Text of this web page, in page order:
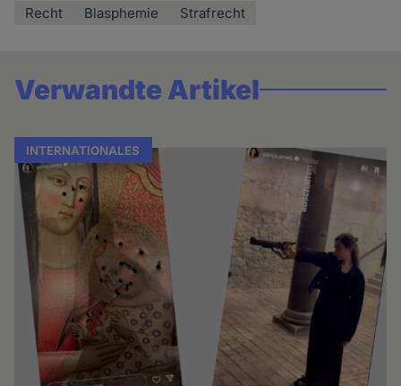
Recht Blasphemie Strafrecht
Verwandte Artikel
INTERNATIONALES